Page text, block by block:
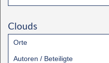
Clouds
Orte
Autoren / Beteiligte